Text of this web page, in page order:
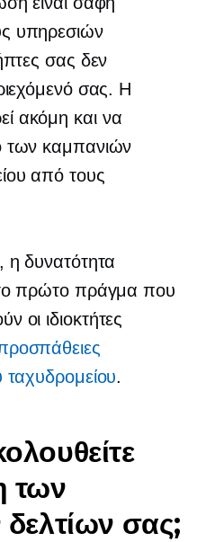
υπηρεσιών
σας δεν
σας. Η
ακόμη και να
των καμπανιών
από τους
η δυνατότητα
πρώτο πράγμα που
οι ιδιοκτήτες
ταχυδρομείου.
των
σας;